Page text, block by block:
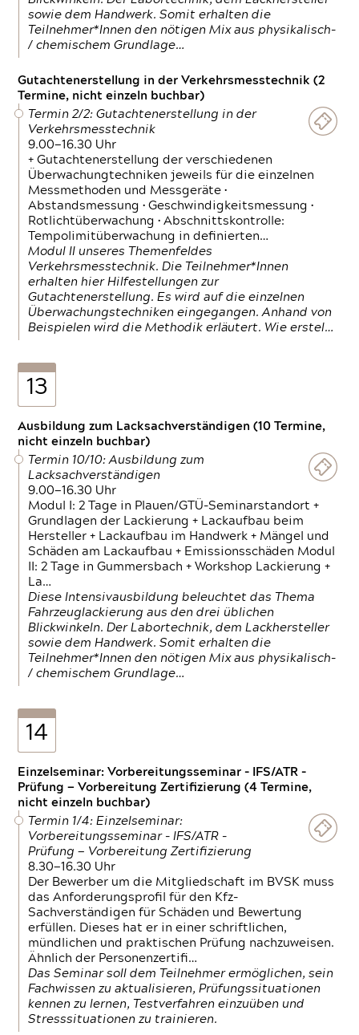
sowie dem Handwerk. Somit erhalten die
Teilnehmer*Innen den nötigen Mix aus physikalisch-
/ chemischem Grundlage…
Gutachtenerstellung in der Verkehrsmesstechnik (2
Termine, nicht einzeln buchbar)
Termin 2/2: Gutachtenerstellung in der
Verkehrsmesstechnik
9.00—16.30 Uhr
+ Gutachtenerstellung der verschiedenen
Überwachungtechniken jeweils für die einzelnen
Messmethoden und Messgeräte •
Abstandsmessung • Geschwindigkeitsmessung •
Rotlichtüberwachung • Abschnittskontrolle:
Tempolimitüberwachung in definierten…
Modul II unseres Themenfeldes
Verkehrsmesstechnik. Die Teilnehmer*Innen
erhalten hier Hilfestellungen zur
Gutachtenerstellung. Es wird auf die einzelnen
Überwachungstechniken eingegangen. Anhand von
Beispielen wird die Methodik erläutert. Wie erstel…
13
Ausbildung zum Lacksachverständigen (10 Termine,
nicht einzeln buchbar)
Termin 10/10: Ausbildung zum
Lacksachverständigen
9.00—16.30 Uhr
Modul I: 2 Tage in Plauen/GTÜ-Seminarstandort +
Grundlagen der Lackierung + Lackaufbau beim
Hersteller + Lackaufbau im Handwerk + Mängel und
Schäden am Lackaufbau + Emissionsschäden Modul
II: 2 Tage in Gummersbach + Workshop Lackierung +
La…
Diese Intensivausbildung beleuchtet das Thema
Fahrzeuglackierung aus den drei üblichen
Blickwinkeln. Der Labortechnik, dem Lackhersteller
sowie dem Handwerk. Somit erhalten die
Teilnehmer*Innen den nötigen Mix aus physikalisch-
/ chemischem Grundlage…
14
Einzelseminar: Vorbereitungsseminar - IFS/ATR -
Prüfung — Vorbereitung Zertifizierung (4 Termine,
nicht einzeln buchbar)
Termin 1/4: Einzelseminar:
Vorbereitungsseminar - IFS/ATR -
Prüfung — Vorbereitung Zertifizierung
8.30—16.30 Uhr
Der Bewerber um die Mitgliedschaft im BVSK muss
das Anforderungsprofil für den Kfz-
Sachverständigen für Schäden und Bewertung
erfüllen. Dieses hat er in einer schriftlichen,
mündlichen und praktischen Prüfung nachzuweisen.
Ähnlich der Personenzertifi…
Das Seminar soll dem Teilnehmer ermöglichen, sein
Fachwissen zu aktualisieren, Prüfungssituationen
kennen zu lernen, Testverfahren einzuüben und
Stresssituationen zu trainieren.